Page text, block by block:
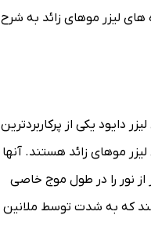
های لیزر موهای زائد به شرح
دایود یکی از پرکاربردترین
موهای زائد هستند. آنها
از نور را در طول موج خاصی
که به شدت توسط ملانین